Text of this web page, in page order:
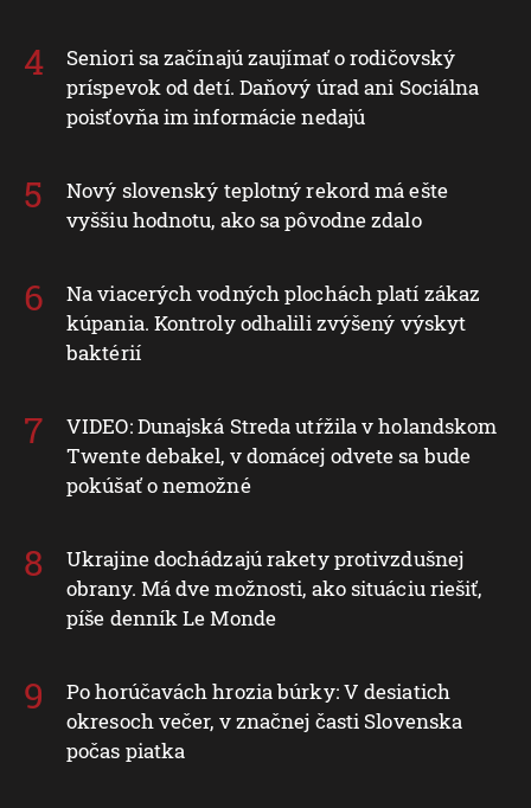
Seniori sa začínajú zaujímať o rodičovský
príspevok od detí. Daňový úrad ani Sociálna
poisťovňa im informácie nedajú
Nový slovenský teplotný rekord má ešte
vyššiu hodnotu, ako sa pôvodne zdalo
Na viacerých vodných plochách platí zákaz
kúpania. Kontroly odhalili zvýšený výskyt
baktérií
VIDEO: Dunajská Streda utŕžila v holandskom
Twente debakel, v domácej odvete sa bude
pokúšať o nemožné
Ukrajine dochádzajú rakety protivzdušnej
obrany. Má dve možnosti, ako situáciu riešiť,
píše denník Le Monde
Po horúčavách hrozia búrky: V desiatich
okresoch večer, v značnej časti Slovenska
počas piatka